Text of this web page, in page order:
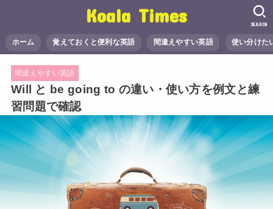
Koala Times
ホーム 覚えておくと便利な英語 間違えやすい英語 使い分けた
SEARCH
間違えやすい英語
Will と be going to の違い・使い方を例文と練
習問題で確認